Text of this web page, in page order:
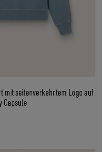
mit seitenverkehrtem Logo auf
Capsule